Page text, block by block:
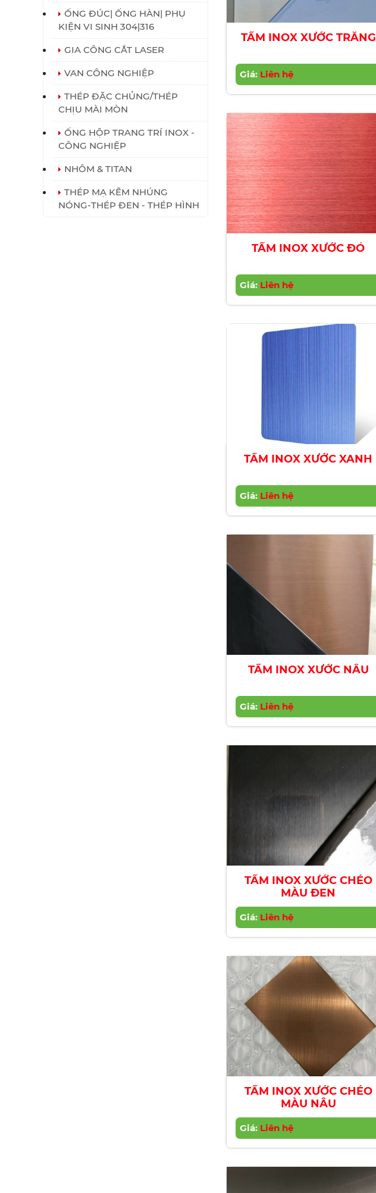
ỐNG ĐÚC| ỐNG HÀN| PHỤ
KIỆN VI SINH 304|316
GIA CÔNG CẮT LASER
VAN CÔNG NGHIỆP
THÉP ĐẶC CHỦNG/THÉP
CHỊU MÀI MÒN
ỐNG HỘP TRANG TRÍ INOX -
CÔNG NGHIỆP
NHÔM & TITAN
THÉP MẠ KẼM NHÚNG
NÓNG-THÉP ĐEN - THÉP HÌNH
TẤM INOX XƯỚC TRẮNG
Giá: Liên hệ
TẤM INOX XƯỚC ĐỎ
Giá: Liên hệ
TẤM INOX XƯỚC XANH
Giá: Liên hệ
TẤM INOX XƯỚC NÂU
Giá: Liên hệ
TẤM INOX XƯỚC CHÉO
MÀU ĐEN
Giá: Liên hệ
TẤM INOX XƯỚC CHÉO
MÀU NÂU
Giá: Liên hệ